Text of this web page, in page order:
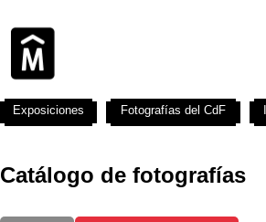
Catálogo de fotografías
Exposiciones Fotografías del CdF